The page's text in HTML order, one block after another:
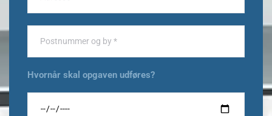
Hvornår skal opgaven udføres?